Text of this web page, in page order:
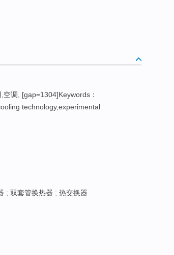
空调, [gap=1304]Keywords：
technology,experimental
; 双套管换热器 ; 热交换器